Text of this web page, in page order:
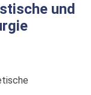
und